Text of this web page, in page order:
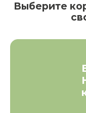
Выберите